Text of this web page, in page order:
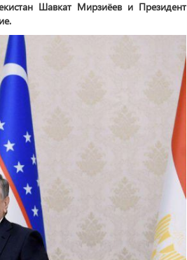
Шавкат Мирзиёев и Президент